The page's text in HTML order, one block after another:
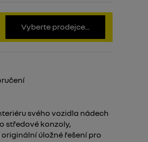
Vyberte prodejce...
svého vozidla nádech
středové konzoly,
úložné řešení pro